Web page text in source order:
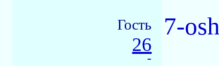
Гость
26
-
7-